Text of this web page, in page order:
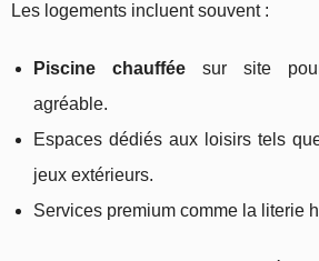
Les logements incluent souvent :
Piscine chauffée sur site
agréable.
Espaces dédiés aux loisirs tels
jeux extérieurs.
Services premium comme la literie